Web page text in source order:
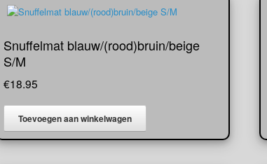
Snuffelmat blauw/(rood)bruin/beige
S/M
€18.95
Toevoegen aan winkelwagen